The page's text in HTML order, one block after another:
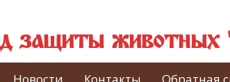
защиты животных